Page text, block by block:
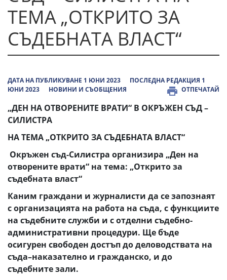
ТЕМА „ОТКРИТО ЗА
СЪДЕБНАТА ВЛАСТ“
ДАТА НА ПУБЛИКУВАНЕ 1 ЮНИ 2023
ПОСЛЕДНА РЕДАКЦИЯ 1
ЮНИ 2023
НОВИНИ И СЪОБЩЕНИЯ ОТПЕЧАТАЙ
„ДЕН НА ОТВОРЕНИТЕ ВРАТИ“ В ОКРЪЖЕН СЪД –
СИЛИСТРА
НА ТЕМА „ОТКРИТО ЗА СЪДЕБНАТА ВЛАСТ“
Окръжен съд-Силистра организира „Ден на
отворените врати“ на тема: „Открито за
съдебната власт“
Каним граждани и журналисти да се запознаят
с организацията на работа на съда, с функциите
на съдебните служби и с отделни съдебно-
административни процедури. Ще бъде
осигурен свободен достъп до деловодствата на
съда–наказателно и гражданско, и до
съдебните зали.